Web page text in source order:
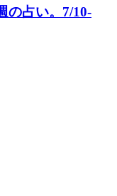
の占い。7/10-